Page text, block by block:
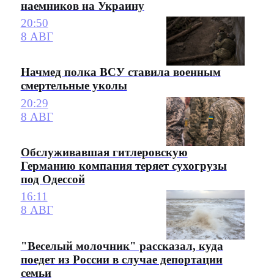
наемников на Украину
20:50
8 АВГ
Начмед полка ВСУ ставила военным
смертельные уколы
20:29
8 АВГ
Обслуживавшая гитлеровскую
Германию компания теряет сухогрузы
под Одессой
16:11
8 АВГ
"Веселый молочник" рассказал, куда
поедет из России в случае депортации
семьи